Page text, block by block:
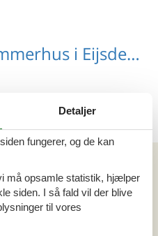
Sommerhus i Eijsden-Margraten
Detaljer
fungerer, og de kan
må opsamle statistik, hjælper
siden. I så fald vil der blive
til vores